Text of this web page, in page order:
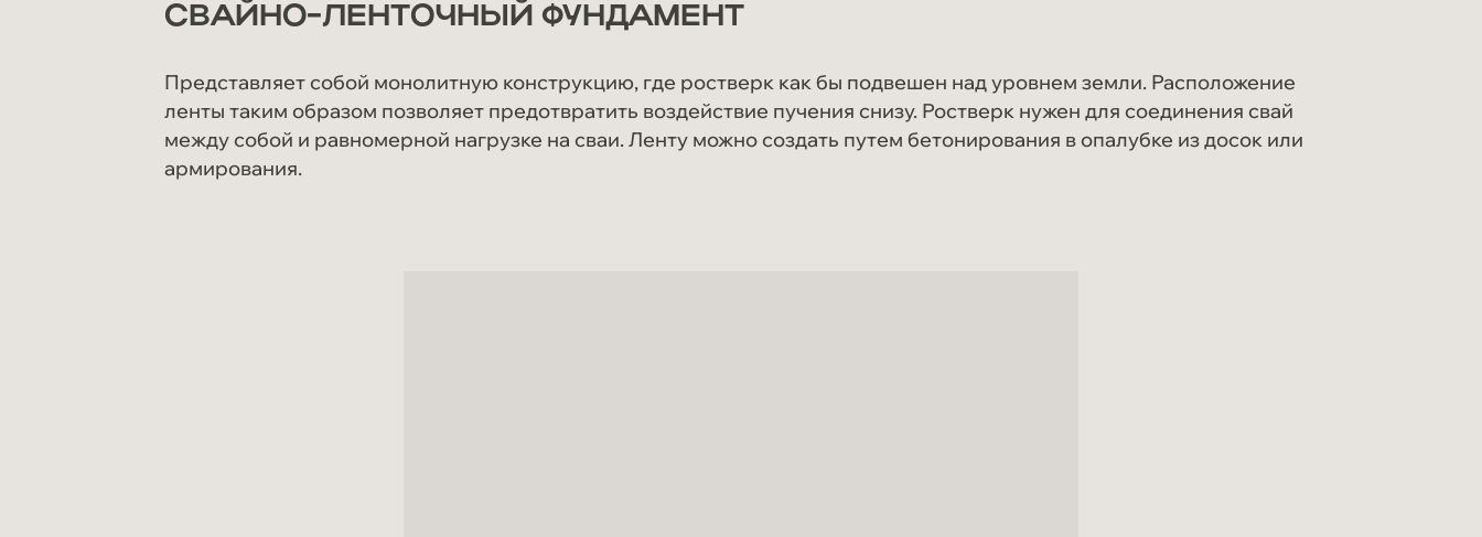
СВАЙНО-ЛЕНТОЧНЫЙ ФУНДАМЕНТ
Представляет собой монолитную конструкцию, где ростверк как бы подвешен над уровнем земли. Расположение
ленты таким образом позволяет предотвратить воздействие пучения снизу. Ростверк нужен для соединения свай
между собой и равномерной нагрузке на сваи. Ленту можно создать путем бетонирования в опалубке из досок или
армирования.